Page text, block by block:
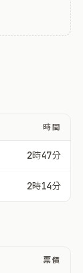
時間
2時47分
2時14分
票價